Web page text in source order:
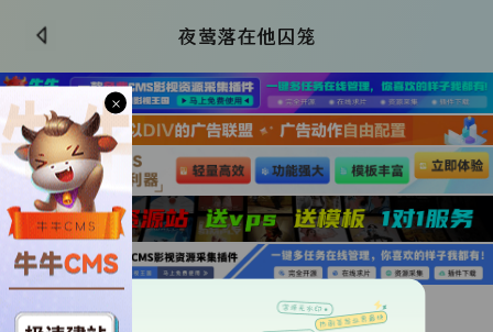
夜莺落在他囚笼
更新全集
×